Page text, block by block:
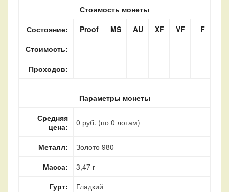
Стоимость монеты
Состояние:
Proof MS AU XF VF
F
Стоимость:
Проходов:
Параметры монеты
Средняя
цена:
0 руб. (по 0 лотам)
Металл:
Золото 980
Масса:
3,47 г
Гурт:
Гладкий